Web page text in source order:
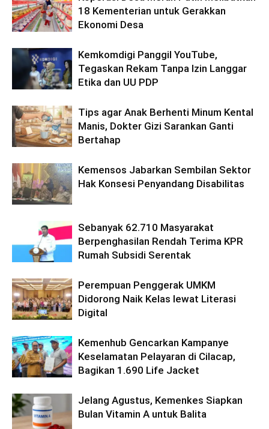
18 Kementerian untuk Gerakkan
Ekonomi Desa
Kemkomdigi Panggil YouTube,
Tegaskan Rekam Tanpa Izin Langgar
Etika dan UU PDP
Tips agar Anak Berhenti Minum Kental
Manis, Dokter Gizi Sarankan Ganti
Bertahap
Kemensos Jabarkan Sembilan Sektor
Hak Konsesi Penyandang Disabilitas
Sebanyak 62.710 Masyarakat
Berpenghasilan Rendah Terima KPR
Rumah Subsidi Serentak
Perempuan Penggerak UMKM
Didorong Naik Kelas lewat Literasi
Digital
Kemenhub Gencarkan Kampanye
Keselamatan Pelayaran di Cilacap,
Bagikan 1.690 Life Jacket
Jelang Agustus, Kemenkes Siapkan
Bulan Vitamin A untuk Balita